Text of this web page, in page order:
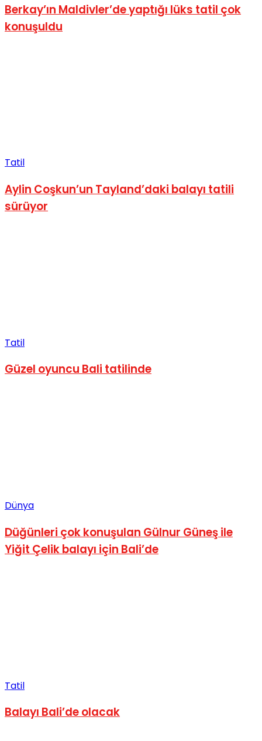
Berkay’ın Maldivler’de yaptığı lüks tatil çok
konuşuldu
Tatil
Aylin Coşkun’un Tayland’daki balayı tatili
sürüyor
Tatil
Güzel oyuncu Bali tatilinde
Dünya
Düğünleri çok konuşulan Gülnur Güneş ile
Yiğit Çelik balayı için Bali’de
Tatil
Balayı Bali’de olacak